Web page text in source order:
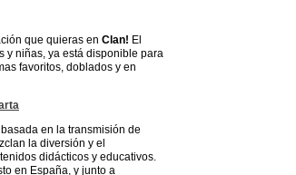
que quieras en Clan! El
y niñas, ya está disponible para
favoritos, doblados y en
basada en la transmisión de
la diversión y el
didácticos y educativos.
en España, y junto a